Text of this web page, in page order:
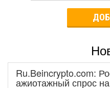
Ru.Beincrypto.com:
ажиотажный спрос